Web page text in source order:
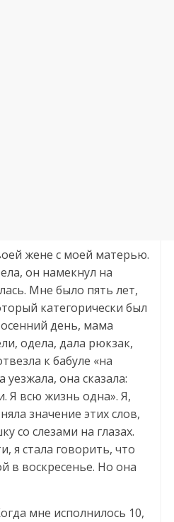
жене с моей матерью.
он намекнул на
Мне было пять лет,
категорически был
день, мама
одела, дала рюкзак,
к бабуле «на
она сказала:
Я всю жизнь одна». Я,
значение этих слов,
со слезами на глазах.
я стала говорить, что
в воскресенье. Но она
мне исполнилось 10,